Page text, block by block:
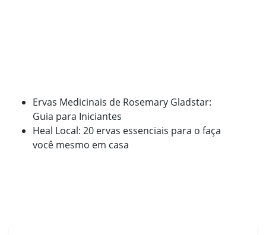
Ervas Medicinais de Rosemary Gladstar:
Guia para Iniciantes
Heal Local: 20 ervas essenciais para o faça
você mesmo em casa